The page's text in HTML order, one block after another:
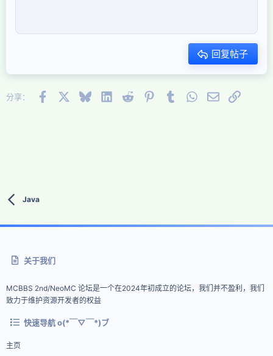
22
26
Trebuchet MS
标题 2
标题 3 回复帖子
分享： FacebookX (Twitter)
BlueskyLinkedInReddit PinterestTumblr WhatsApp
邮件 链接
Java
关于我们
MCBBS 2nd/NeoMC 论坛是一个在2024年初成立的论坛，我们并不盈利，我们
致力于维护资源开发者的权益
快速导航 o(*￣▽￣*)ブ
主页